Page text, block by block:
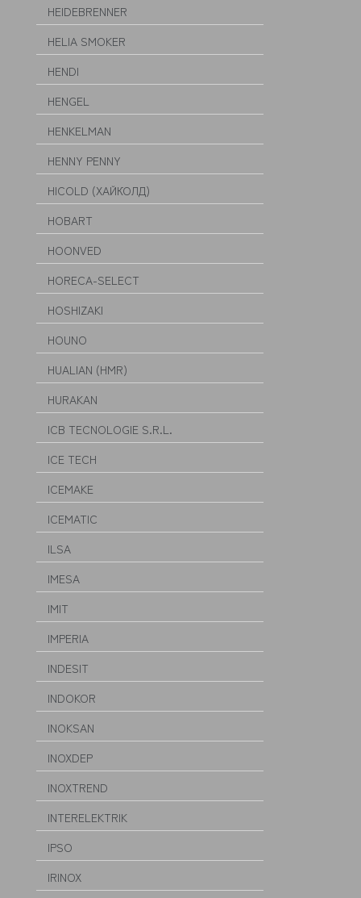
HEIDEBRENNER
HELIA SMOKER
HENDI
HENGEL
HENKELMAN
HENNY PENNY
HICOLD (ХАЙКОЛД)
HOBART
HOONVED
HORECA-SELECT
HOSHIZAKI
HOUNO
HUALIAN (HMR)
HURAKAN
ICB TECNOLOGIE S.R.L.
ICE TECH
ICEMAKE
ICEMATIC
ILSA
IMESA
IMIT
IMPERIA
INDESIT
INDOKOR
INOKSAN
INOXDEP
INOXTREND
INTERELEKTRIK
IPSO
IRINOX